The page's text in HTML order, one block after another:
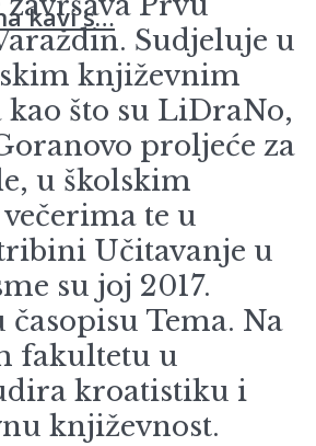
kavi s…
Sudjeluje u
književnim
što su LiDraNo,
proljeće za
u školskim
te u
Učitavanje u
su joj 2017.
časopisu Tema. Na
fakultetu u
kroatistiku i
književnost.